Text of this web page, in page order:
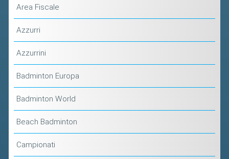
Area Fiscale
Azzurri
Azzurrini
Badminton Europa
Badminton World
Beach Badminton
Campionati